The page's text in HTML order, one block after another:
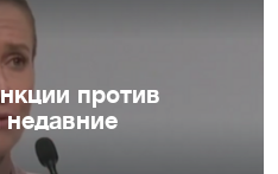
против
недавние